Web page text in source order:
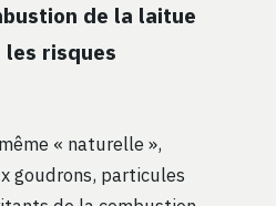
de la laitue
les risques
« naturelle »,
goudrons, particules